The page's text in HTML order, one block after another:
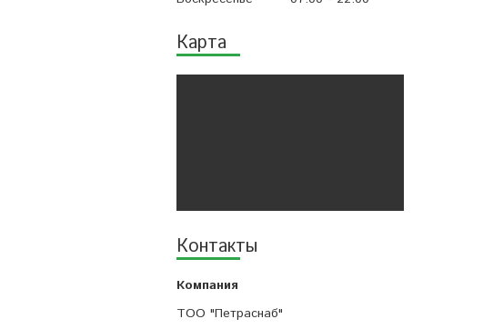
Карта
Контакты
ТОО "Петраснаб"